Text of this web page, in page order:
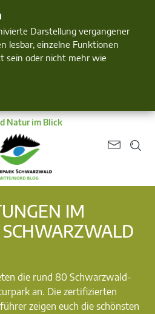
Darstellung vergangener
lesbar, einzelne Funktionen
sein oder nicht mehr wie
Natur im Blick
IM
die rund 80 Schwarzwald-
an. Die zertifizierten
zeigen euch die schönsten